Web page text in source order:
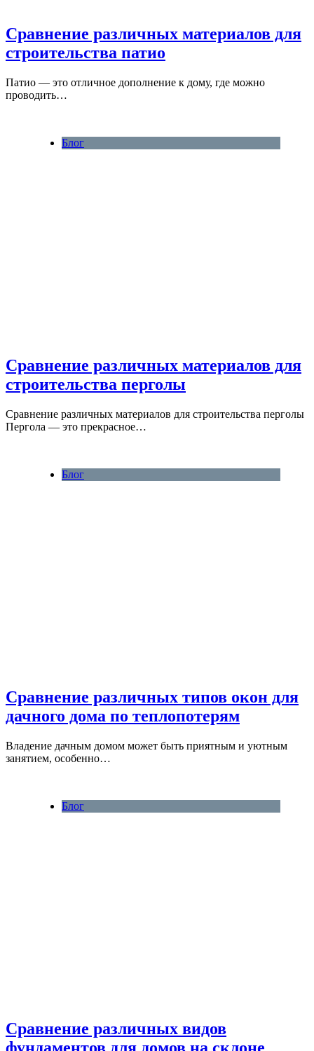
Сравнение различных материалов для
строительства патио
Патио — это отличное дополнение к дому, где можно
проводить…
Блог
Сравнение различных материалов для
строительства перголы
Сравнение различных материалов для строительства перголы
Пергола — это прекрасное…
Блог
Сравнение различных типов окон для
дачного дома по теплопотерям
Владение дачным домом может быть приятным и уютным
занятием, особенно…
Блог
Сравнение различных видов